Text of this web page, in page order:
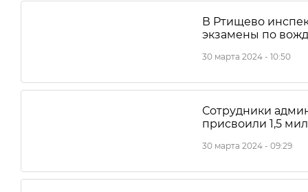
В Ртищево
экзамены по
30 марта 2024 - 10:50
Сотрудники
присвоили 1,5
30 марта 2024 - 09:29